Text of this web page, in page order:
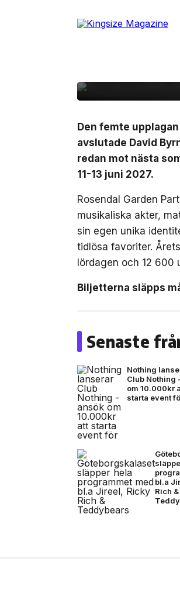
David
Den femte
avslutade David
redan mot nästa
11-13 juni 2027.
Rosendal Garden
musikaliska akter,
sin egen unika
tidlösa favoriter.
lördagen och 12 600
Biljetterna släpps
Senaste
Nothing
Club Nothing
om 10.000kr
starta event
bl.a
Rich &